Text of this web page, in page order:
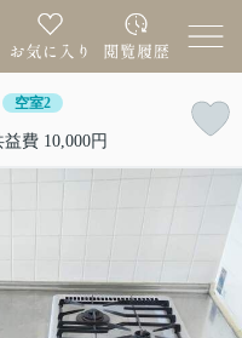
空室2
費 10,000円